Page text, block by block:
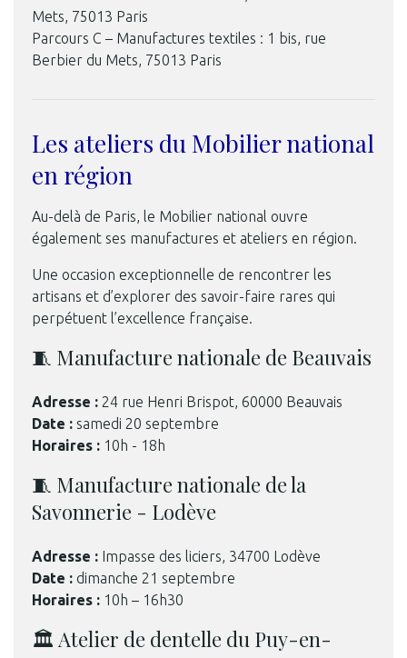
Mets, 75013 Paris
Parcours C – Manufactures textiles : 1 bis, rue
Berbier du Mets, 75013 Paris
Les ateliers du Mobilier national
en région
Au-delà de Paris, le Mobilier national ouvre
également ses manufactures et ateliers en région.
Une occasion exceptionnelle de rencontrer les
artisans et d’explorer des savoir-faire rares qui
perpétuent l’excellence française.
🧵 Manufacture nationale de Beauvais
Adresse : 24 rue Henri Brispot, 60000 Beauvais
Date : samedi 20 septembre
Horaires : 10h - 18h
🧵 Manufacture nationale de la
Savonnerie - Lodève
Adresse : Impasse des liciers, 34700 Lodève
Date : dimanche 21 septembre
Horaires : 10h – 16h30
🏛️ Atelier de dentelle du Puy-en-